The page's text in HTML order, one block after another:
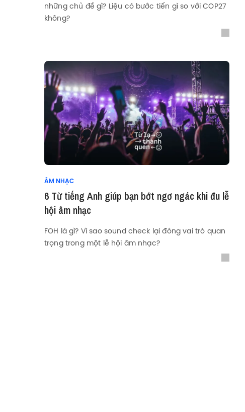
những chủ đề gì? Liệu có bước tiến gì so với COP27
không?
ÂM NHẠC
6 Từ tiếng Anh giúp bạn bớt ngơ ngác khi đu lễ
hội âm nhạc
FOH là gì? Vì sao sound check lại đóng vai trò quan
trọng trong một lễ hội âm nhạc?